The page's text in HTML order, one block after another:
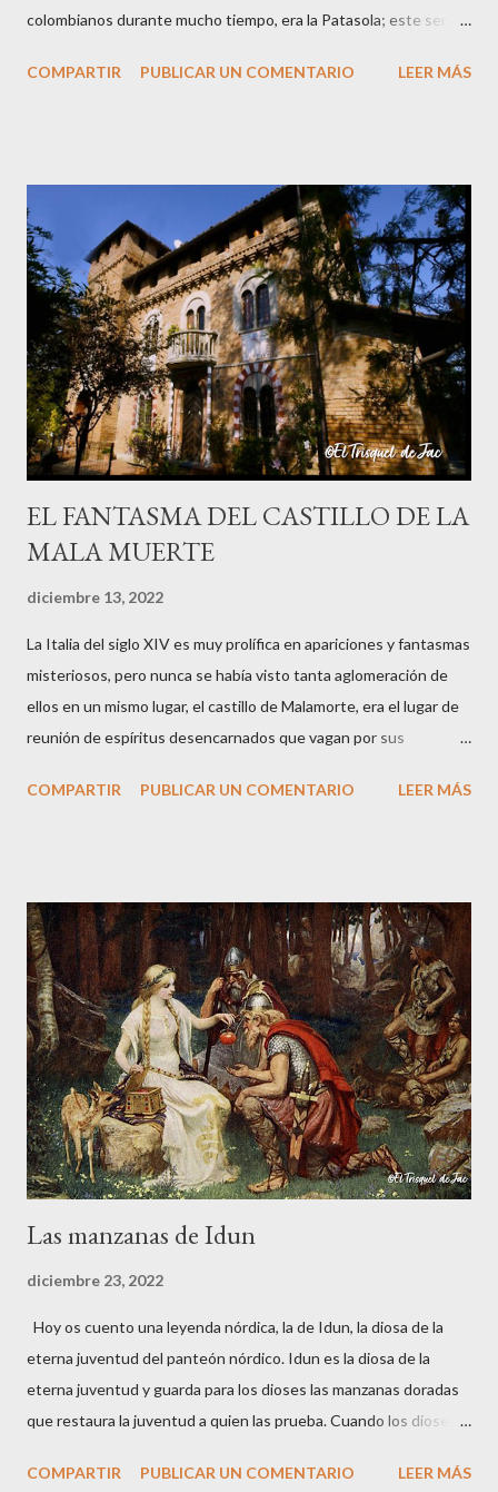
colombianos durante mucho tiempo, era la Patasola; este ser
una hermosa mujer que avanzaba dando grandes saltos con la
Patasola es el espíritu de una mujer infiel que tenía amores con
el jefe de su marido; cuando éste descubrió el engaño mató a su
jefe con un machete y a ella le cortó una pierna y salió corriendo
su única pierna hasta que se desangró y murió. También cuentan
que era una mujer que perdió una pierna por estar cortando leña
un Viernes Santo, cuando supuestamente nadie debe trabajar ni
hacer nada, y quedó condenada a errar por el mundo, y se oyen ...
COMPARTIR PUBLICAR UN COMENTARIO LEER MÁS
EL FANTASMA DEL CASTILLO DE LA
MALA MUERTE
diciembre 13, 2022
La Italia del siglo XIV es muy prolífica en apariciones y fantasmas
misteriosos, pero nunca se había visto tanta aglomeración de
ellos en un mismo lugar, el castillo de Malamorte, era el lugar de
reunión de espíritus desencarnados que vagan por sus
llevaron a la muerte. Arranco la narración de esta historia veraz
la fortaleza. La noche caía sobre la ciudad de y a Vitorio le
tocaron el hombro por detrás. Las armaduras no dejaban ver los
rostros de aquellos personajes tan peculiares. Le pidieron que
les siguiera y Vitorio, intrigado, decidió hacerlo. Una vez dentro
del castillo, los dos guerreros medievales le señalaron un muro
falso donde estaba guardado un fabuloso tesoro. Solo le
pusieron una condición, pero si no la cumplía a rajatabla...
COMPARTIR PUBLICAR UN COMENTARIO LEER MÁS
Las manzanas de Idun
diciembre 23, 2022
Hoy os cuento una leyenda nórdica, la de Idun, la diosa de la
eterna juventud del panteón nórdico. Idun es la diosa de la
eterna juventud y guarda para los dioses las manzanas doradas
que restaura la juventud a quien las prueba. Cuando los dioses
vista pierde agudeza, solo deben comer estas manzanas para
COMPARTIR PUBLICAR UN COMENTARIO LEER MÁS